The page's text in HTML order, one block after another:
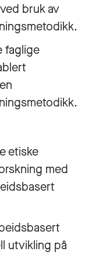
bruk av
faglige
etiske
med
utvikling på